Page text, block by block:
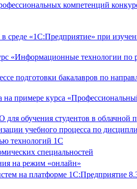
компетенций
среде «1С:Предприятие» при
«Информационные технологии по
подготовки бакалавров по
примере курса
обучения студентов в облачной
учебного процесса по
технологий 1С
специальностей
на режим «онлайн»
на платформе 1С:Предприятие